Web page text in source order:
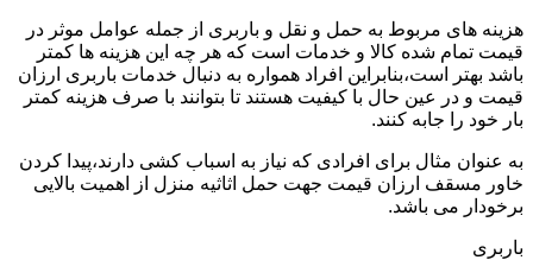
هزینه های مربوط به حمل و نقل و باربری از جمله عوامل موثر در
قیمت تمام شده کالا و خدمات است که هر چه این هزینه ها کمتر
باشد بهتر است،بنابراین افراد همواره به دنبال خدمات باربری ارزان
قیمت و در عین حال با کیفیت هستند تا بتوانند با صرف هزینه کمتر
بار خود را جابه کنند.
به عنوان مثال برای افرادی که نیاز به اسباب کشی دارند،پیدا کردن
خاور مسقف ارزان قیمت جهت حمل اثاثیه منزل از اهمیت بالایی
برخودار می باشد.
باربری